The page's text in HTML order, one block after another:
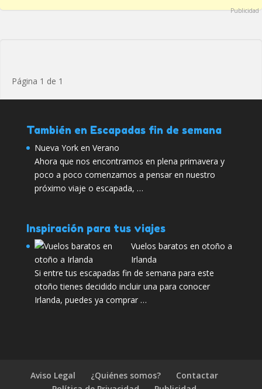
Publicidad
Página 1 de 1
También en Escapadas fin de semana
Nueva York en Verano
Ahora que nos encontramos en plena primavera y
poco a poco comenzamos a pensar en nuestro
próximo viaje o escapada, …
Inspiración para tus viajes
Vuelos baratos en otoño a
Irlanda
Si entre tus escapadas fin de semana para este
otoño tienes decidido incluir una para conocer
Irlanda, puedes ya comprar …
Aviso Legal ¿Quiénes somos?
Contactar